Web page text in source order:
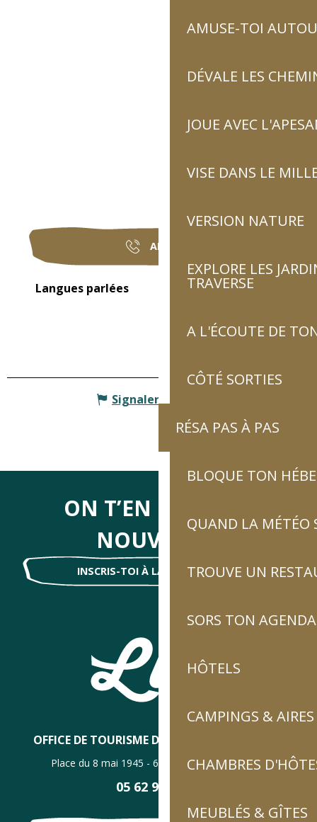
AMUSE-TOI
DÉVALE LES
JOUE AVEC
VISE DANS LE
VERSION NATURE
EXPLORE LES
TRAVERSE
A L'ÉCOUTE DE
CÔTÉ SORTIES
RÉSA PAS À PAS
BLOQUE TON
QUAND LA MÉTÉO
TROUVE UN
SORS TON AGENDA
HÔTELS
CAMPINGS &
CHAMBRES
MEUBLÉS & GÎTES
APPELER
Langues parlées
Langues parlées
Signaler une erreur
ON T’EN DIRA DES
NOUVELLES
INSCRIS-TOI À LA NEWSLETTER !
OFFICE DE TOURISME DE LUZ-SAINT-SAUVEUR
Place du 8 mai 1945 - 65120 Luz-Saint-Sauveur
05 62 92 30 30